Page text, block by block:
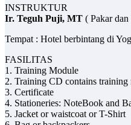
INSTRUKTUR
Ir. Teguh Puji, MT ( Pakar
Tempat : Hotel berbintang di
FASILITAS
1. Training Module
2. Training CD contains training
3. Certificate
4. Stationeries: NoteBook and
5. Jacket or waistcoat or T-Shirt